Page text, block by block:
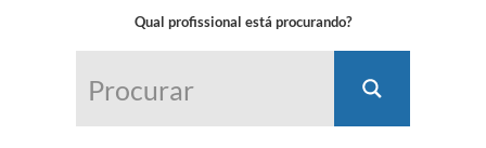
Qual profissional está procurando?